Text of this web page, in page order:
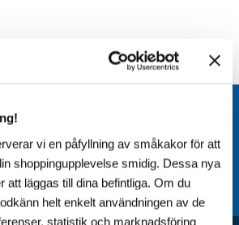
vi en påfyllning av småkakor för att
shoppingupplevelse smidig. Dessa nya
att läggas till dina befintliga. Om du
helt enkelt användningen av de
statistik och marknadsföring
Kundservice:
support@poolklubben.se
öppen vardagar: 15.00 - 16.30